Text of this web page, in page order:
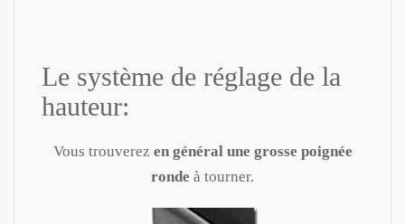
Le système de réglage de la
hauteur:
Vous trouverez en général une grosse poignée
ronde à tourner.